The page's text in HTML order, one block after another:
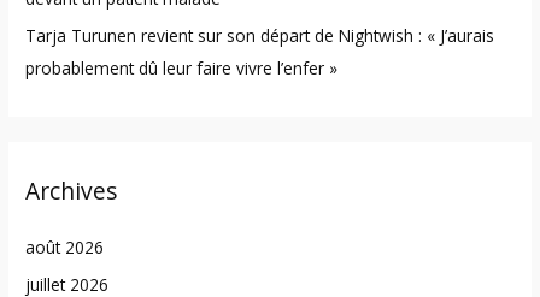
Tarja Turunen revient sur son départ de Nightwish : « J’aurais
probablement dû leur faire vivre l’enfer »
Archives
août 2026
juillet 2026